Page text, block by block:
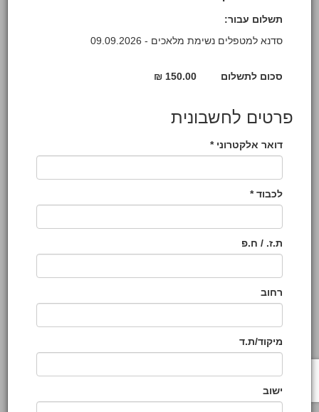
תשלום עבור:
סדנא למטפלים נשימת מלאכים - 09.09.2026
סכום לתשלום 150.00 ₪
פרטים לחשבונית
דואר אלקטרוני *
לכבוד *
ת.ז. / ח.פ
רחוב
מיקוד/ת.ד
ישוב